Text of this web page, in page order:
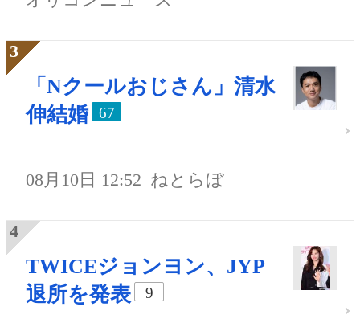
「Nクールおじさん」清水
伸結婚
67
08月10日 12:52 ねとらぼ
TWICEジョンヨン、JYP
退所を発表
9